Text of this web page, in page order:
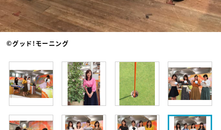
©グッド!モーニング